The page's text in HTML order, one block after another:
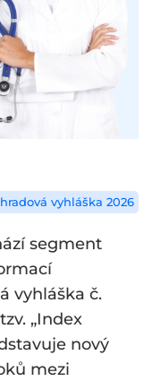
vyhláška 2026
segment
vyhláška č.
„Index
nový
mezi